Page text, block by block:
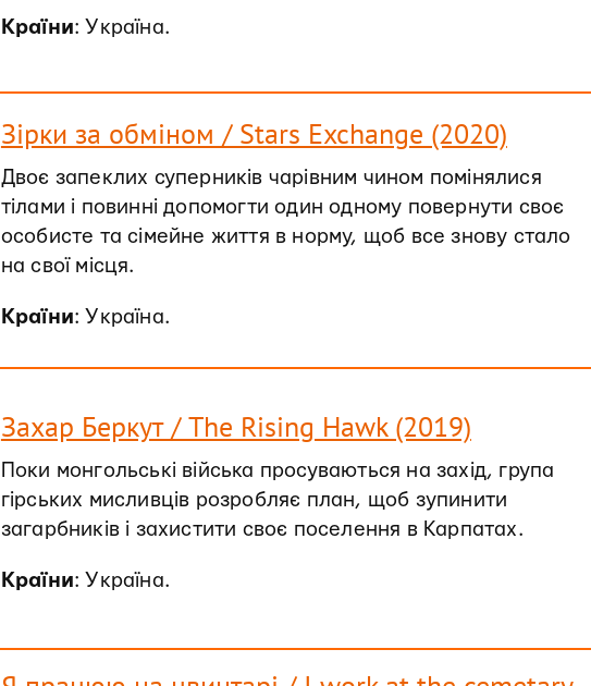
Країни: Україна.
Зірки за обміном / Stars Exchange (2020)
Двоє запеклих суперників чарівним чином помінялися
тілами і повинні допомогти один одному повернути своє
особисте та сімейне життя в норму, щоб все знову стало
на свої місця.
Країни: Україна.
Захар Беркут / The Rising Hawk (2019)
Поки монгольські війська просуваються на захід, група
гірських мисливців розробляє план, щоб зупинити
загарбників і захистити своє поселення в Карпатах.
Країни: Україна.